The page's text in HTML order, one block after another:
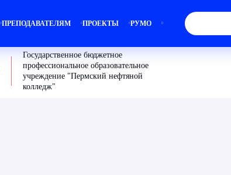
ПРЕПОДАВАТЕЛЯМ ПРОЕКТЫ РУМО
Государственное бюджетное
профессиональное образовательное
учреждение "Пермский нефтяной
колледж"